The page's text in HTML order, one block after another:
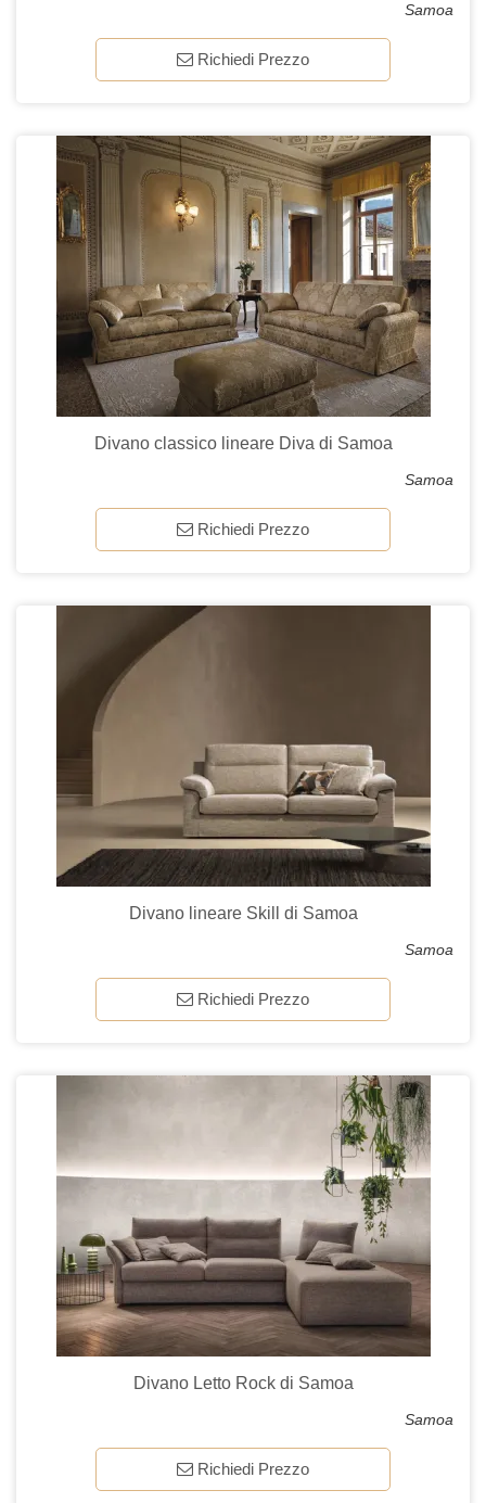
Samoa
Richiedi Prezzo
Divano classico lineare Diva di Samoa
Samoa
Richiedi Prezzo
Divano lineare Skill di Samoa
Samoa
Richiedi Prezzo
Divano Letto Rock di Samoa
Samoa
Richiedi Prezzo